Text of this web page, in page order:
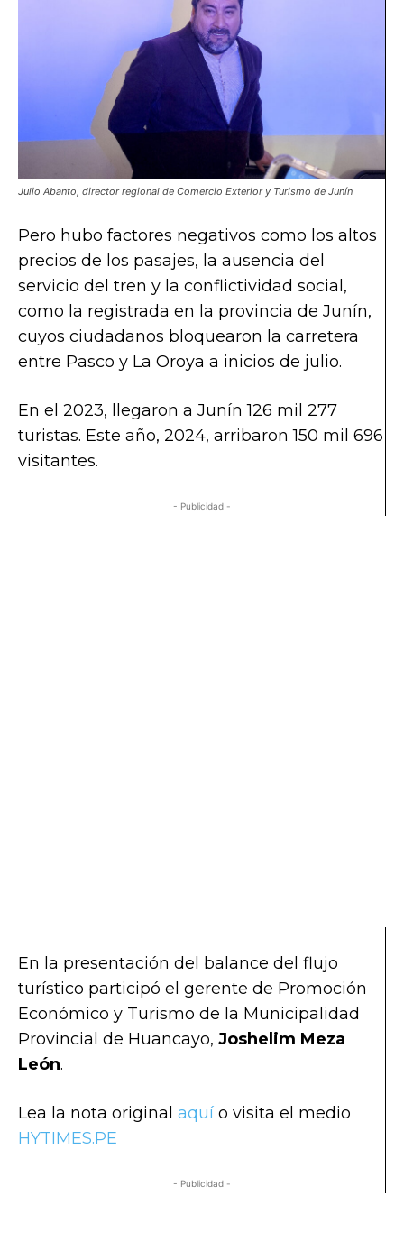
Julio Abanto, director regional de Comercio Exterior y Turismo de Junín
Pero hubo factores negativos como los altos
precios de los pasajes, la ausencia del
servicio del tren y la conflictividad social,
como la registrada en la provincia de Junín,
cuyos ciudadanos bloquearon la carretera
entre Pasco y La Oroya a inicios de julio.
En el 2023, llegaron a Junín 126 mil 277
turistas. Este año, 2024, arribaron 150 mil 696
visitantes.
- Publicidad -
En la presentación del balance del flujo
turístico participó el gerente de Promoción
Económico y Turismo de la Municipalidad
Provincial de Huancayo, Joshelim Meza
León.
Lea la nota original aquí o visita el medio
HYTIMES.PE
- Publicidad -